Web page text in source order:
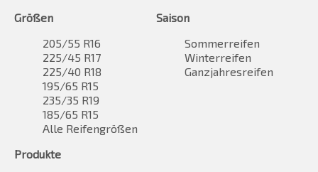
Größen
205/55 R16
225/45 R17
225/40 R18
195/65 R15
235/35 R19
185/65 R15
Alle Reifengrößen
Saison
Sommerreifen
Winterreifen
Ganzjahresreifen
Produkte